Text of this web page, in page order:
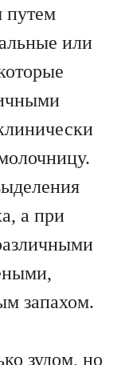
путем
или
а при
запахом.
зудом, но